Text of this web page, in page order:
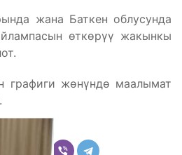
жана Баткен облусунда
өткөрүү жакынкы
графиги жөнүндө маалымат